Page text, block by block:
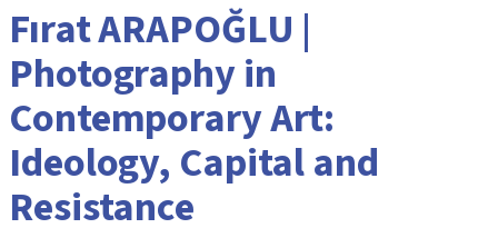
Fırat ARAPOĞLU |
Photography in
Contemporary Art:
Ideology, Capital and
Resistance